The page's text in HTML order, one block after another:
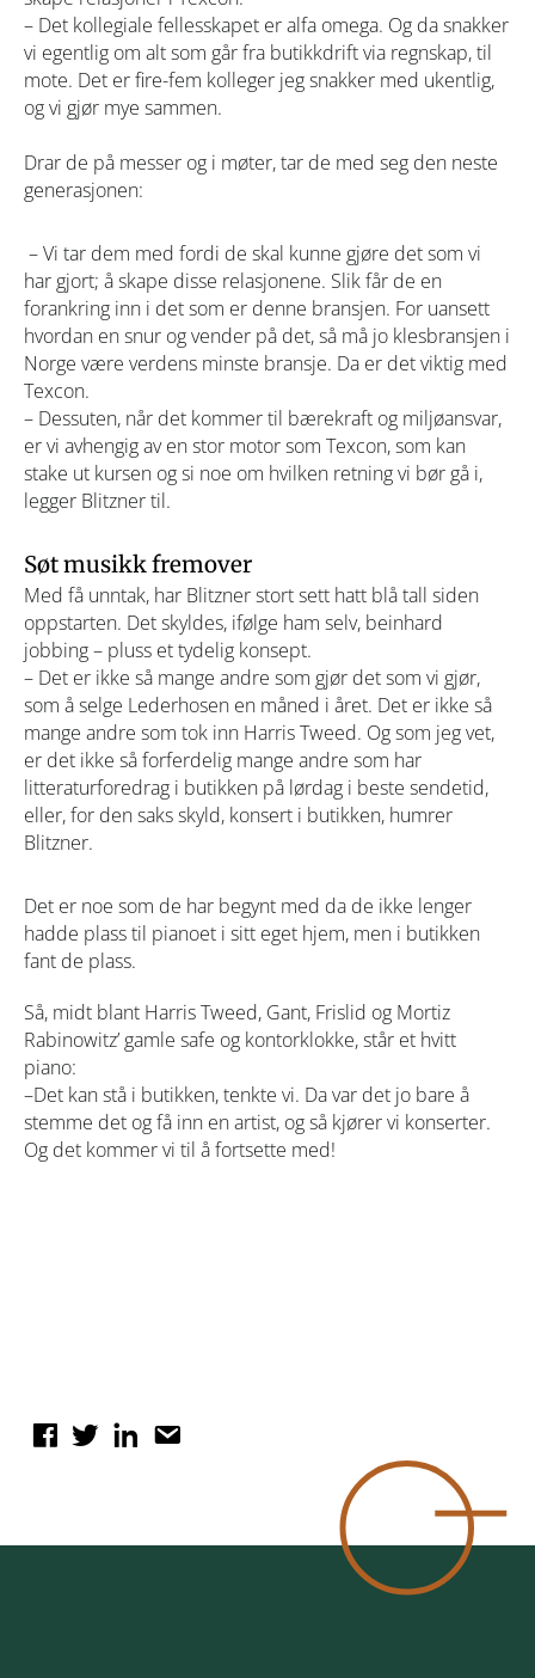
– Det kollegiale fellesskapet er alfa omega. Og da snakker
vi egentlig om alt som går fra butikkdrift via regnskap, til
mote. Det er fire-fem kolleger jeg snakker med ukentlig,
og vi gjør mye sammen.
Drar de på messer og i møter, tar de med seg den neste
generasjonen:
– Vi tar dem med fordi de skal kunne gjøre det som vi
har gjort; å skape disse relasjonene. Slik får de en
forankring inn i det som er denne bransjen. For uansett
hvordan en snur og vender på det, så må jo klesbransjen i
Norge være verdens minste bransje. Da er det viktig med
Texcon.
– Dessuten, når det kommer til bærekraft og miljøansvar,
er vi avhengig av en stor motor som Texcon, som kan
stake ut kursen og si noe om hvilken retning vi bør gå i,
legger Blitzner til.
Søt musikk fremover
Med få unntak, har Blitzner stort sett hatt blå tall siden
oppstarten. Det skyldes, ifølge ham selv, beinhard
jobbing – pluss et tydelig konsept.
– Det er ikke så mange andre som gjør det som vi gjør,
som å selge Lederhosen en måned i året. Det er ikke så
mange andre som tok inn Harris Tweed. Og som jeg vet,
er det ikke såforferdelig mange andre som har
litteraturforedrag i butikken på lørdag i beste sendetid,
eller, for den saks skyld, konsert i butikken, humrer
Blitzner.
Det er noe som de har begynt med da de ikke lenger
hadde plass til pianoet i sitt eget hjem, men i butikken
fant de plass.
Så, midt blant Harris Tweed, Gant, Frislid og Mortiz
Rabinowitz’ gamle safe og kontorklokke, står et hvitt
piano:
–Det kan stå i butikken, tenkte vi. Da var det jo bare å
stemme det og få inn en artist, og så kjører vi konserter.
Og det kommer vi til å fortsette med!